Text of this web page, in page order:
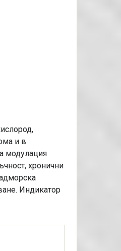
и в
модулация
хронични
Индикатор